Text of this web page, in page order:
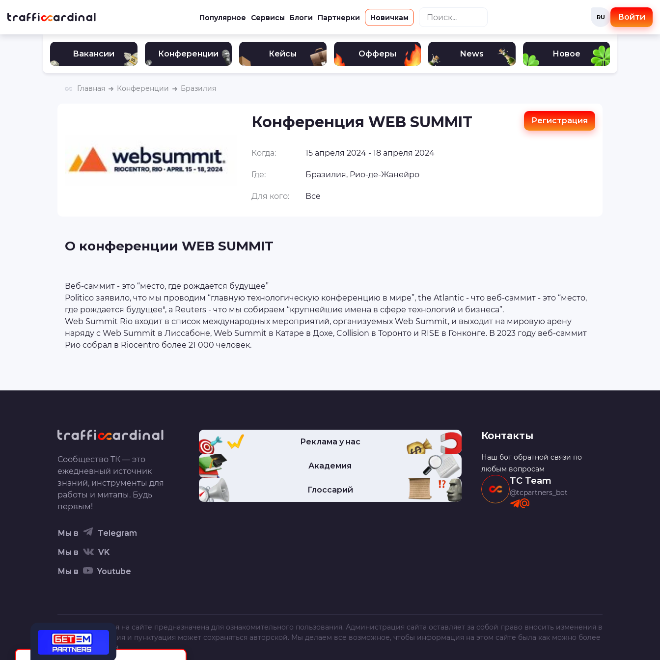
Популярное Сервисы Блоги Партнерки Новичкам RU Войти
Вакансии Конференции Кейсы Офферы News Новое
Главная Конференции Бразилия
Конференция WEB SUMMIT
Когда: 15 апреля 2024 - 18 апреля 2024
Где: Бразилия, Рио-де-Жанейро
Для кого: Все
Регистрация
О конференции WEB SUMMIT
Веб-саммит - это “место, где рождается будущее”
Politico заявило, что мы проводим “главную технологическую конференцию в мире”, the Atlantic - что веб-саммит - это “место,
где рождается будущее", а Reuters - что мы собираем “крупнейшие имена в сфере технологий и бизнеса”.
Web Summit Rio входит в список международных мероприятий, организуемых Web Summit, и выходит на мировую арену
наряду с Web Summit в Лиссабоне, Web Summit в Катаре в Дохе, Collision в Торонто и RISE в Гонконге. В 2023 году веб-саммит
Сообщество ТК — это
ежедневный источник
знаний, инструменты для
работы и митапы. Будь
первым!
Мы в Telegram
Мы в VK
Мы в Youtube
Реклама у нас
Академия
Глоссарий
Контакты
Наш бот обратной связи по
любым вопросам
TC Team
@tcpartners_bot
Вся информация на сайте предназначена для ознакомительного пользования. Администрация сайта оставляет за собой право вносить изменения в
текст, орфография и пунктуация может сохраняться авторской. Мы делаем все возможное, чтобы информация на этом сайте была как можно более
полной и точной.